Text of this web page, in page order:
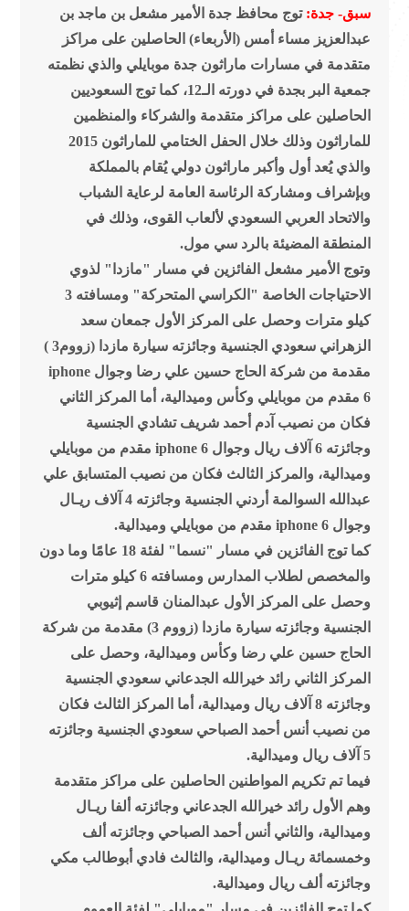
سبق- جدة: توج محافظ جدة الأمير مشعل بن ماجد بن
عبدالعزيز مساء أمس (الأربعاء) الحاصلين على مراكز
متقدمة في مسارات ماراثون جدة موبايلي والذي نظمته
جمعية البر بجدة في دورته الـ12، كما توج السعوديين
الحاصلين على مراكز متقدمة والشركاء والمنظمين
للماراثون وذلك خلال الحفل الختامي للماراثون 2015
والذي يُعد أول وأكبر ماراثون دولي يُقام بالمملكة
وبإشراف ومشاركة الرئاسة العامة لرعاية الشباب
والاتحاد العربي السعودي لألعاب القوى، وذلك في
المنطقة المضيئة بالرد سي مول.
وتوج الأمير مشعل الفائزين في مسار "مازدا" لذوي
الاحتياجات الخاصة "الكراسي المتحركة" ومسافته 3
كيلو مترات وحصل على المركز الأول جمعان سعد
الزهراني سعودي الجنسية وجائزته سيارة مازدا (زووم3 )
مقدمة من شركة الحاج حسين علي رضا وجوال iphone
6 مقدم من موبايلي وكأس وميدالية، أما المركز الثاني
فكان من نصيب آدم أحمد شريف تشادي الجنسية
وجائزته 6 آلاف ريال وجوال iphone 6 مقدم من موبايلي
وميدالية، والمركز الثالث فكان من نصيب المتسابق علي
عبدالله السوالمة أردني الجنسية وجائزته 4 آلاف ريـال
وجوال iphone 6 مقدم من موبايلي وميدالية.
كما توج الفائزين في مسار "نسما" لفئة 18 عامًا وما دون
والمخصص لطلاب المدارس ومسافته 6 كيلو مترات
وحصل على المركز الأول عبدالمنان قاسم إثيوبي
الجنسية وجائزته سيارة مازدا (زووم 3) مقدمة من شركة
الحاج حسين علي رضا وكأس وميدالية، وحصل على
المركز الثاني رائد خيرالله الجدعاني سعودي الجنسية
وجائزته 8 آلاف ريال وميدالية، أما المركز الثالث فكان
من نصيب أنس أحمد الصباحي سعودي الجنسية وجائزته
5 آلاف ريال وميدالية.
فيما تم تكريم المواطنين الحاصلين على مراكز متقدمة
وهم الأول رائد خيرالله الجدعاني وجائزته ألفا ريـال
وميدالية، والثاني أنس أحمد الصباحي وجائزته ألف
وخمسمائة ريـال وميدالية، والثالث فادي أبوطالب مكي
وجائزته ألف ريال وميدالية.